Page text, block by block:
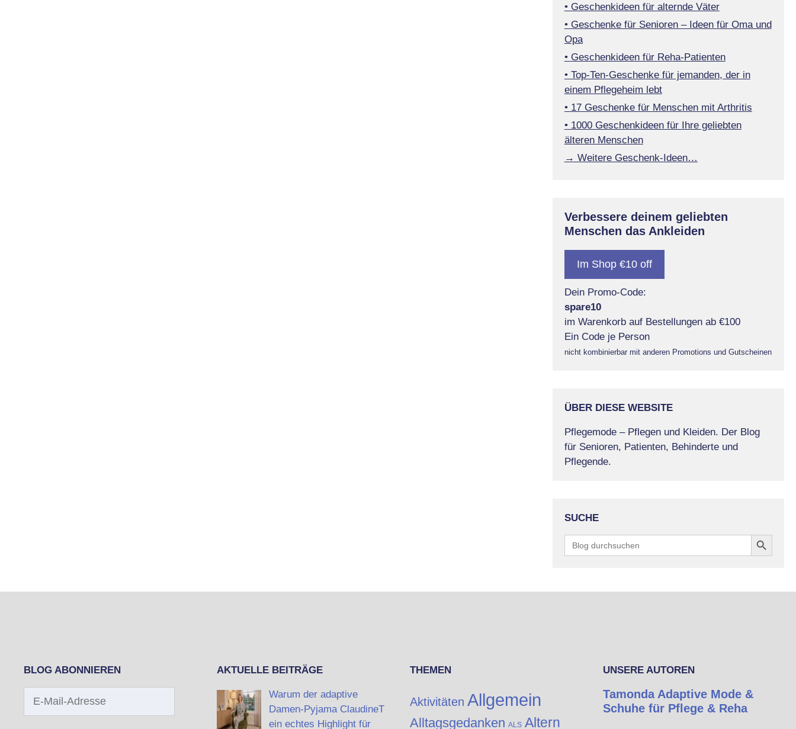
• Geschenkideen für alternde Väter
• Geschenke für Senioren – Ideen für Oma und
Opa
• Geschenkideen für Reha-Patienten
• Top-Ten-Geschenke für jemanden, der in
einem Pflegeheim lebt
• 17 Geschenke für Menschen mit Arthritis
• 1000 Geschenkideen für Ihre geliebten
älteren Menschen
→ Weitere Geschenk-Ideen…
Verbessere deinem geliebten
Menschen das Ankleiden
Im Shop €10 off
Dein Promo-Code:
spare10
im Warenkorb auf Bestellungen ab €100
Ein Code je Person
nicht kombinierbar mit anderen Promotions und Gutscheinen
ÜBER DIESE WEBSITE
Pflegemode – Pflegen und Kleiden. Der Blog
für Senioren, Patienten, Behinderte und
Pflegende.
SUCHE
Search
for:
Search Button
BLOG ABONNIEREN
Mail-
AKTUELLE BEITRÄGE
Warum der adaptive
Damen-Pyjama ClaudineT
ein echtes Highlight für
THEMEN
Aktivitäten Allgemein
Alltagsgedanken ALS Altern
UNSERE AUTOREN
Tamonda Adaptive Mode &
Schuhe für Pflege & Reha